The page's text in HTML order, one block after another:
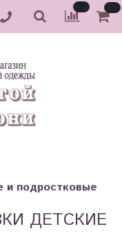
и подростковые
ДЕТСКИЕ